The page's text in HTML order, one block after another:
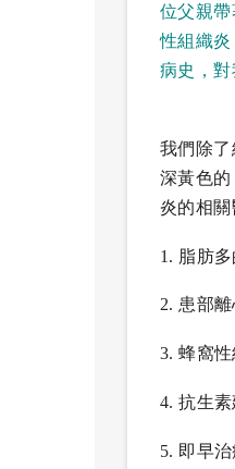
位父親
性組織
病史，對
我們除
深黃色
炎的相關
1. 脂肪
2. 患部離
3. 蜂窩性
4. 抗生素
5. 即早